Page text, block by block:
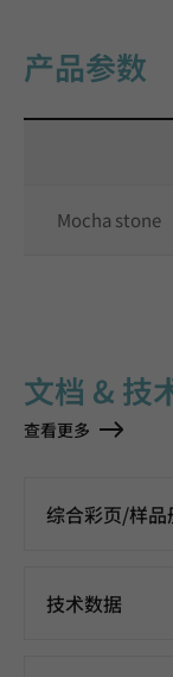
产品参数
Mocha stone
文档 & 技
查看更多
综合彩页/样品
技术数据